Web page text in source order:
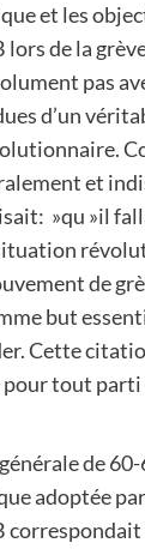
et les
de la
pas
d’un
et
»qu »il
de
but
Cette
pour tout parti
de
adoptée